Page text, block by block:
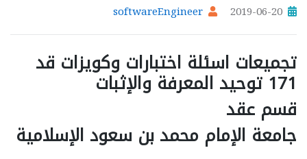
2019-06-20
softwareEngineer
تجميعات اسئلة اختبارات وكويزات قد
171 توحيد المعرفة والإثبات
قسم عقد
جامعة الإمام محمد بن سعود الإسلامية